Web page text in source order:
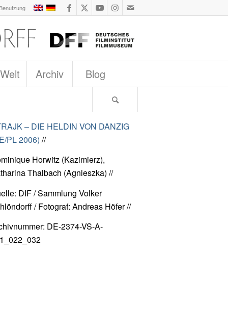
Archiv Blog
– DIE HELDIN VON DANZIG
PL 2006) //
Horwitz (Kazimierz),
Thalbach (Agnieszka) //
DIF / Sammlung Volker
/ Fotograf: Andreas Höfer //
DE-2374-VS-A-